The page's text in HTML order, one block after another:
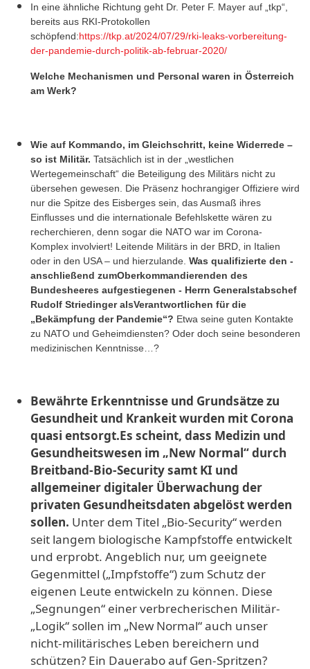
In eine ähnliche Richtung geht Dr. Peter F. Mayer auf „tkp“,
bereits aus RKI-Protokollen
schöpfend:https://tkp.at/2024/07/29/rki-leaks-vorbereitung-
der-pandemie-durch-politik-ab-februar-2020/
Welche Mechanismen und Personal waren in Österreich
am Werk?
Wie auf Kommando, im Gleichschritt, keine Widerrede –
so ist Militär. Tatsächlich ist in der „westlichen
Wertegemeinschaft“ die Beteiligung des Militärs nicht zu
übersehen gewesen. Die Präsenz hochrangiger Offiziere wird
nur die Spitze des Eisberges sein, das Ausmaß ihres
Einflusses und die internationale Befehlskette wären zu
recherchieren, denn sogar die NATO war im Corona-
Komplex involviert! Leitende Militärs in der BRD, in Italien
oder in den USA – und hierzulande. Was qualifizierte den -
anschließend zumOberkommandierenden des
Bundesheeres aufgestiegenen - Herrn Generalstabschef
Rudolf Striedinger alsVerantwortlichen für die
„Bekämpfung der Pandemie“? Etwa seine guten Kontakte
zu NATO und Geheimdiensten? Oder doch seine besonderen
medizinischen Kenntnisse…?
Bewährte Erkenntnisse und Grundsätze zu
Gesundheit und Krankeit wurden mit Corona
quasi entsorgt.Es scheint, dass Medizin und
Gesundheitswesen im „New Normal“ durch
Breitband-Bio-Security samt KI und
allgemeiner digitaler Überwachung der
privaten Gesundheitsdaten abgelöst werden
sollen. Unter dem Titel „Bio-Security“ werden
seit langem biologische Kampfstoffe entwickelt
und erprobt. Angeblich nur, um geeignete
Gegenmittel („Impfstoffe“) zum Schutz der
eigenen Leute entwickeln zu können. Diese
„Segnungen“ einer verbrecherischen Militär-
„Logik“ sollen im „New Normal“ auch unser
nicht-militärisches Leben bereichern und
schützen? Ein Dauerabo auf Gen-Spritzen?